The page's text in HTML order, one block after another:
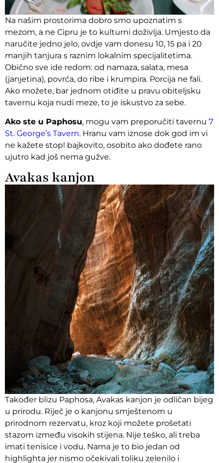
Na našim prostorima dobro smo upoznatim s
mezom, a ne Cipru je to kulturni doživlja. Umjesto da
naručite jedno jelo, ovdje vam donesu 10, 15 pa i 20
manjih tanjura s raznim lokalnim specijalitetima.
Obično sve ide redom: od namaza, salata, mesa
(janjetina), povrća, do ribe i krumpira. Porcija ne fali.
Ako možete, bar jednom otiđite u pravu obiteljsku
tavernu koja nudi meze, to je iskustvo za sebe.
Ako ste u Paphosu, mogu vam preporučiti tavernu 7
St. George’s Tavern. Hranu vam iznose dok god im vi
ne kažete stop! bajkovito, osobito ako dođete rano
ujutro kad još nema gužve.
Avakas kanjon
Također blizu Paphosa, Avakas kanjon je odličan bijeg
u prirodu. Riječ je o kanjonu smještenom u
prirodnom rezervatu, kroz koji možete prošetati
stazom između visokih stijena. Nije teško, ali treba
imati tenisice i vodu. Nama je to bio jedan od
highlighta jer nismo očekivali toliku zelenilo i